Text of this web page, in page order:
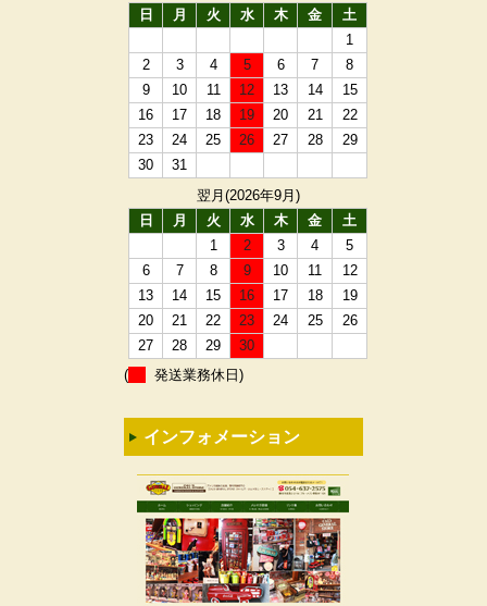
日
月 火 水 木 金
土
1
2
3 4 5 6 7
8
9
10 11 12 13 14
15
16
17 18 19 20 21
22
23
24 25 26 27 28
29
30
31
翌月(2026年9月)
日
月 火 水 木 金
土
1
2 3 4
5
6
7 8 9 10 11
12
13
14 15 16 17 18
19
20
21 22 23 24 25
26
27
28 29
30
(
発送業務休日)
インフォメーション